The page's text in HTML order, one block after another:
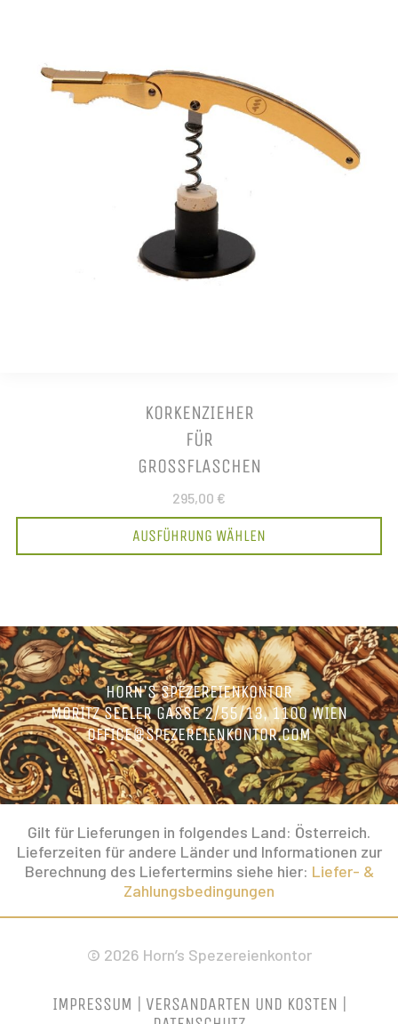
KORKENZIEHER
FÜR
GROSSFLASCHEN
295,00 €
AUSFÜHRUNG WÄHLEN
HORN’S SPEZEREIENKONTOR
MORITZ SEELER GASSE 2/55/13, 1100 WIEN
OFFICE@SPEZEREIENKONTOR.COM
Gilt für Lieferungen in folgendes Land: Österreich.
Lieferzeiten für andere Länder und Informationen zur
Berechnung des Liefertermins siehe hier: Liefer- &
Zahlungsbedingungen
© 2026 Horn’s Spezereienkontor
IMPRESSUM VERSANDARTEN UND KOSTEN